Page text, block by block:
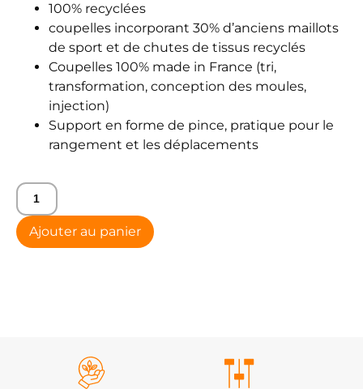
100% recyclées
coupelles incorporant 30% d’anciens maillots
de sport et de chutes de tissus recyclés
Coupelles 100% made in France (tri,
transformation, conception des moules,
injection)
Support en forme de pince, pratique pour le
rangement et les déplacements
Ajouter au panier